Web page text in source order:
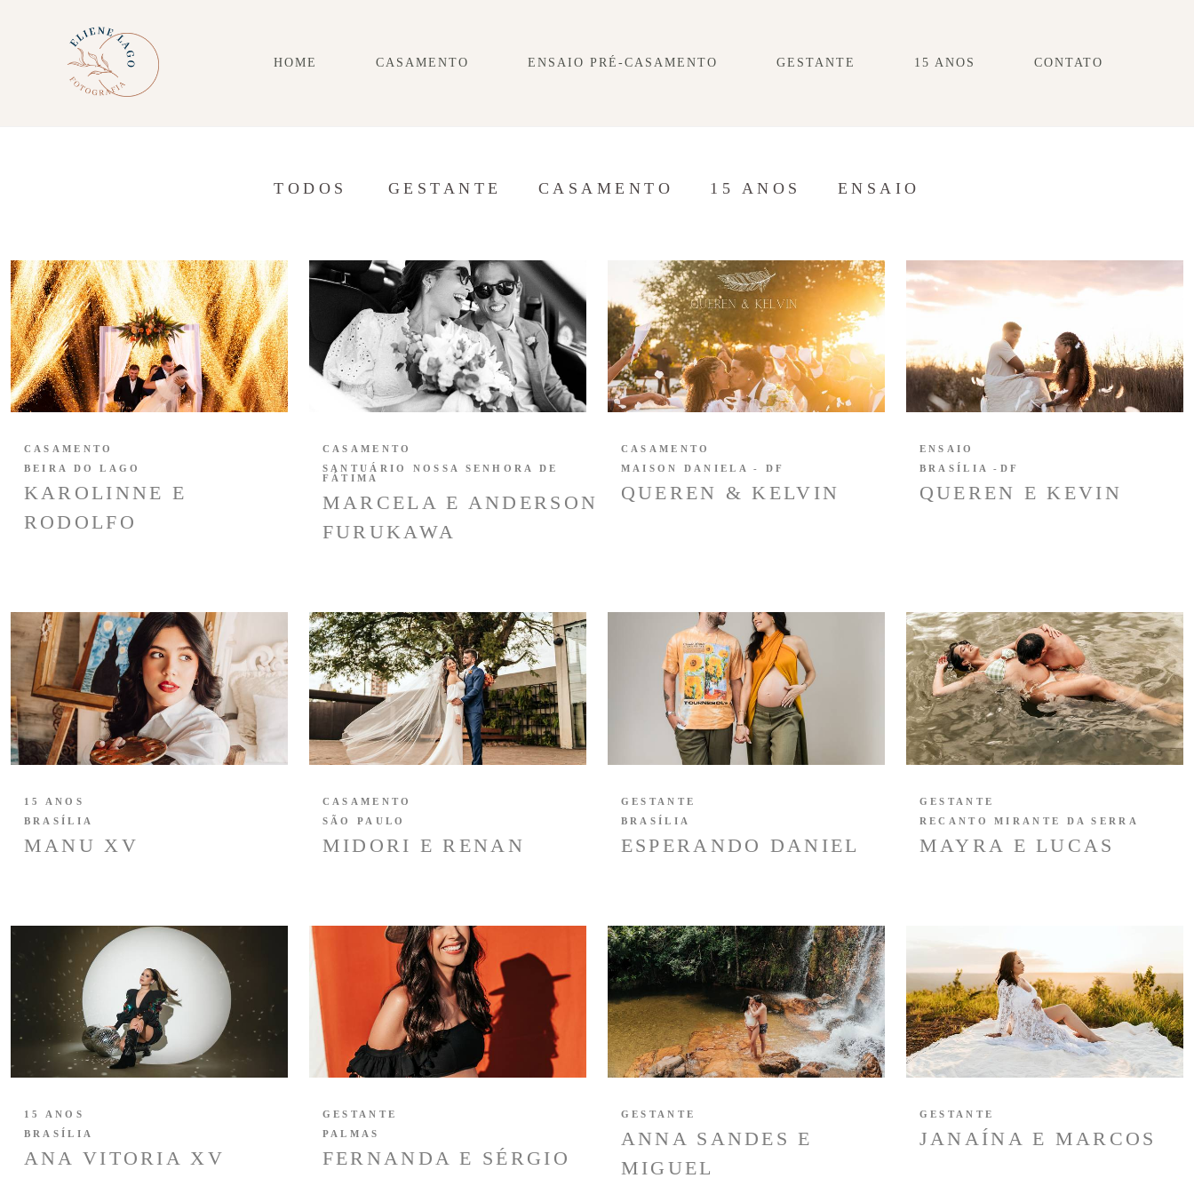
HOME CASAMENTO ENSAIO PRÉ-CASAMENTO GESTANTE 15 ANOS CONTATO
TODOS GESTANTE CASAMENTO 15 ANOS ENSAIO
KAROLINNE E
RODOLFO
CASAMENTO
BEIRA DO LAGO
MARCELA E ANDERSON
FURUKAWA
CASAMENTO
SANTUÁRIO NOSSA SENHORA DE
FÁTIMA
QUEREN & KELVIN
CASAMENTO
MAISON DANIELA - DF
QUEREN E KEVIN
ENSAIO
BRASÍLIA -DF
MANU XV
15 ANOS
BRASÍLIA
MIDORI E RENAN
CASAMENTO
SÃO PAULO
ESPERANDO DANIEL
GESTANTE
BRASÍLIA
MAYRA E LUCAS
GESTANTE
RECANTO MIRANTE DA SERRA
ANA VITORIA XV
15 ANOS
BRASÍLIA
FERNANDA E SÉRGIO
GESTANTE
PALMAS
ANNA SANDES E
MIGUEL
GESTANTE
JANAÍNA E MARCOS
GESTANTE